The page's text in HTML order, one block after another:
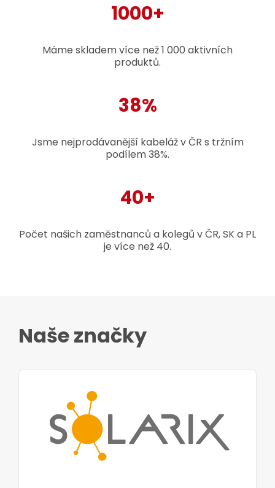
1000+
Máme skladem více než 1 000 aktivních
produktů.
38%
Jsme nejprodávanější kabeláž v ČR s tržním
podílem 38%.
40+
Počet našich zaměstnanců a kolegů v ČR, SK a PL
je více než 40.
Naše značky